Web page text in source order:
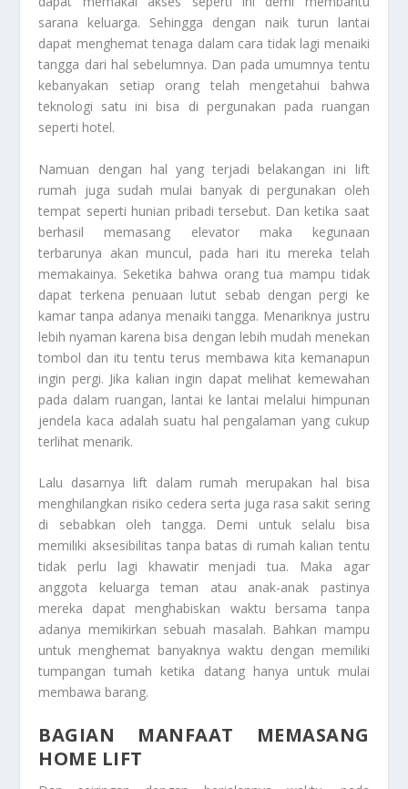
sarana keluarga. Sehingga dengan naik turun lantai
dapat menghemat tenaga dalam cara tidak lagi menaiki
tangga dari hal sebelumnya. Dan pada umumnya tentu
kebanyakan setiap orang telah mengetahui bahwa
teknologi satu ini bisa di pergunakan pada ruangan
seperti hotel.
Namuan dengan hal yang terjadi belakangan ini lift
rumah juga sudah mulai banyak di pergunakan oleh
tempat seperti hunian pribadi tersebut. Dan ketika saat
berhasil memasang elevator maka kegunaan
terbarunya akan muncul, pada hari itu mereka telah
memakainya. Seketika bahwa orang tua mampu tidak
dapat terkena penuaan lutut sebab dengan pergi ke
kamar tanpa adanya menaiki tangga. Menariknya justru
lebih nyaman karena bisa dengan lebih mudah menekan
tombol dan itu tentu terus membawa kita kemanapun
ingin pergi. Jika kalian ingin dapat melihat kemewahan
pada dalam ruangan, lantai ke lantai melalui himpunan
jendela kaca adalah suatu hal pengalaman yang cukup
terlihat menarik.
Lalu dasarnya lift dalam rumah merupakan hal bisa
menghilangkan risiko cedera serta juga rasa sakit sering
di sebabkan oleh tangga. Demi untuk selalu bisa
memiliki aksesibilitas tanpa batas di rumah kalian tentu
tidak perlu lagi khawatir menjadi tua. Maka agar
anggota keluarga teman atau anak-anak pastinya
mereka dapat menghabiskan waktu bersama tanpa
adanya memikirkan sebuah masalah. Bahkan mampu
untuk menghemat banyaknya waktu dengan memiliki
tumpangan tumah ketika datang hanya untuk mulai
membawa barang.
BAGIAN MANFAAT MEMASANG
HOME LIFT